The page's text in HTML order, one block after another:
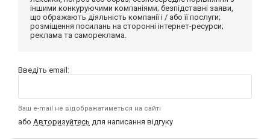
іншими конкуруючими компаніями; безпідставні заяви,
що ображають діяльність компанії і / або її послуги;
розміщення посилань на сторонні інтернет-ресурси;
реклама та самореклама.
Введіть email:
Ваш e-mail не відображатиметься на сайті
або Авторизуйтесь для написання відгуку